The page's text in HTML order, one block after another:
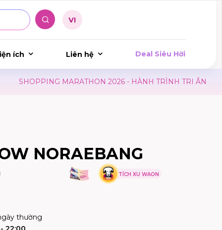
ích Liên hệ Deal Siêu Hời
MARATHON 2026 - HÀNH TRÌNH TRI ÂN LỊCH
NORAEBANG
TÍCH XU WAON
thường